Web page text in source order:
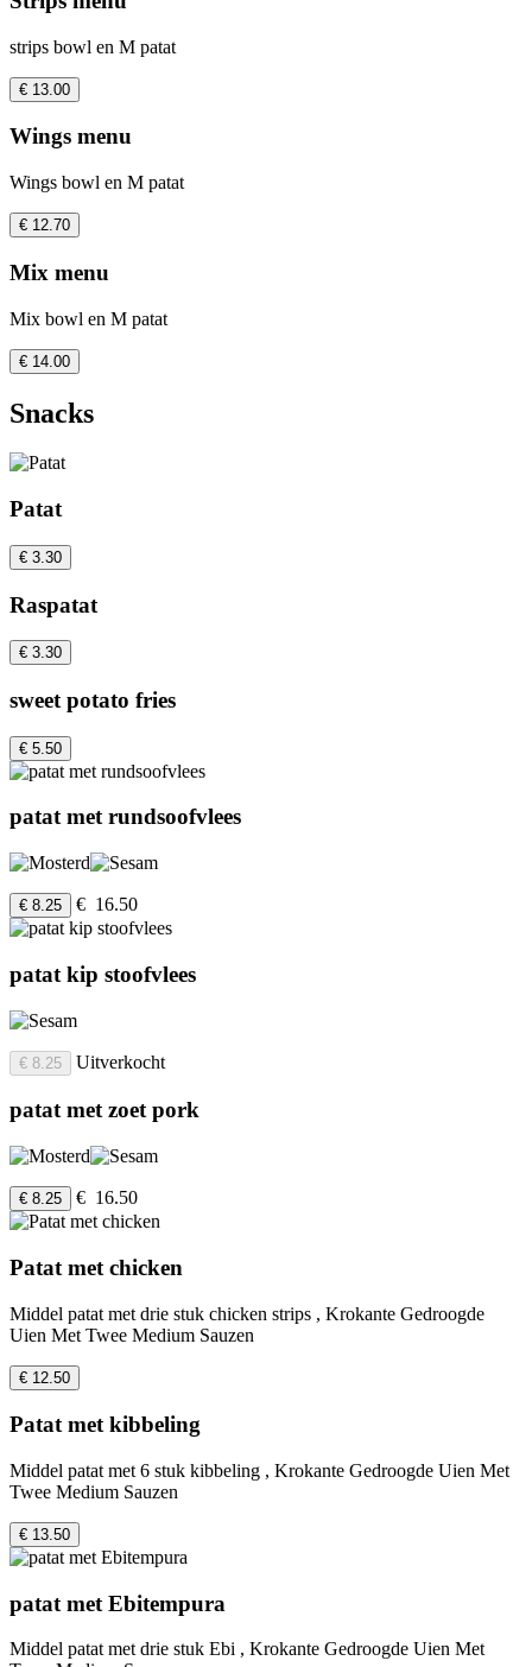
strips bowl en M patat
€ 13.00
Wings menu
Wings bowl en M patat
€ 12.70
Mix menu
Mix bowl en M patat
€ 14.00
Snacks
Patat
€ 3.30
Raspatat
€ 3.30
sweet potato fries
€ 5.50
patat met rundsoofvlees
€ 8.25 € 16.50
patat kip stoofvlees
€ 8.25 Uitverkocht
patat met zoet pork
€ 8.25 € 16.50
Patat met chicken
Middel patat met drie stuk chicken strips , Krokante Gedroogde
Uien Met Twee Medium Sauzen
€ 12.50
Patat met kibbeling
Middel patat met 6 stuk kibbeling , Krokante Gedroogde Uien Met
Twee Medium Sauzen
€ 13.50
patat met Ebitempura
Middel patat met drie stuk Ebi , Krokante Gedroogde Uien Met